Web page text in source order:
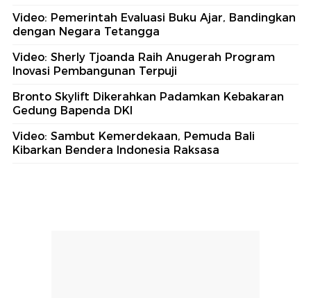
Video: Pemerintah Evaluasi Buku Ajar, Bandingkan
dengan Negara Tetangga
Video: Sherly Tjoanda Raih Anugerah Program
Inovasi Pembangunan Terpuji
Bronto Skylift Dikerahkan Padamkan Kebakaran
Gedung Bapenda DKI
Video: Sambut Kemerdekaan, Pemuda Bali
Kibarkan Bendera Indonesia Raksasa